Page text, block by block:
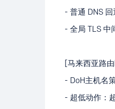
- 普通 DNS
- 全局 TLS 中
[马来西亚路
- DoH主机名
- 超低动作：